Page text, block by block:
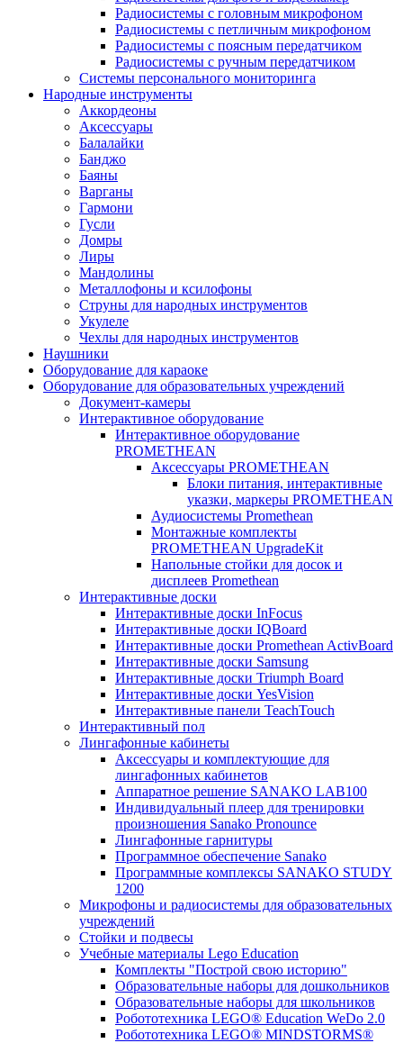
Радиосистемы с головным микрофоном
Радиосистемы с петличным микрофоном
Радиосистемы с поясным передатчиком
Радиосистемы с ручным передатчиком
Системы персонального мониторинга
Народные инструменты
Аккордеоны
Аксессуары
Балалайки
Банджо
Баяны
Варганы
Гармони
Гусли
Домры
Лиры
Мандолины
Металлофоны и ксилофоны
Струны для народных инструментов
Укулеле
Чехлы для народных инструментов
Наушники
Оборудование для караоке
Оборудование для образовательных учреждений
Документ-камеры
Интерактивное оборудование
Интерактивное оборудование
PROMETHEAN
Аксессуары PROMETHEAN
Блоки питания, интерактивные
указки, маркеры PROMETHEAN
Аудиосистемы Promethean
Монтажные комплекты
PROMETHEAN UpgradeKit
Напольные стойки для досок и
дисплеев Promethean
Интерактивные доски
Интерактивные доски InFocus
Интерактивные доски IQBoard
Интерактивные доски Promethean ActivBoard
Интерактивные доски Samsung
Интерактивные доски Triumph Board
Интерактивные доски YesVision
Интерактивные панели TeachTouch
Интерактивный пол
Лингафонные кабинеты
Аксессуары и комплектующие для
лингафонных кабинетов
Аппаратное решение SANAKO LAB100
Индивидуальный плеер для тренировки
произношения Sanako Pronounce
Лингафонные гарнитуры
Программное обеспечение Sanako
Программные комплексы SANAKO STUDY
1200
Микрофоны и радиосистемы для образовательных
учреждений
Стойки и подвесы
Учебные материалы Lego Education
Комплекты "Построй свою историю"
Образовательные наборы для дошкольников
Образовательные наборы для школьников
Робототехника LEGO® Education WeDo 2.0
Робототехника LEGO® MINDSTORMS®